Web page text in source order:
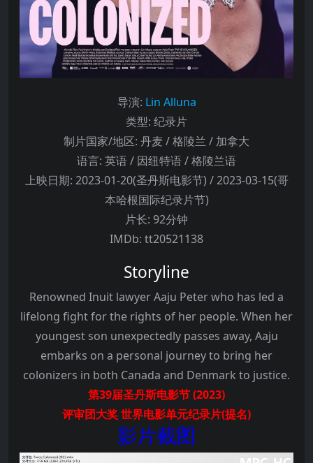
导演: Lin Alluna
类型: 纪录片
制片国家/地区: 丹麦 / 格陵兰 / 加拿大
语言: 英语 / 因纽特语 / 格陵兰语
上映日期: 2023-01-20(圣丹斯电影节) / 2023-03-15(哥
本哈根国际纪录片节)
片长: 92分钟
IMDb: tt20521138
Storyline
Renowned Inuit lawyer Aaju Peter who has led a
lifelong fight for the rights of her people. When her
youngest son unexpectedly passes away, Aaju
embarks on a personal journey to bring her
colonizers in both Canada and Denmark to justice.
第39届圣丹斯电影节 (2023)
评审团大奖 世界电影单元纪录片(提名)
影片截图